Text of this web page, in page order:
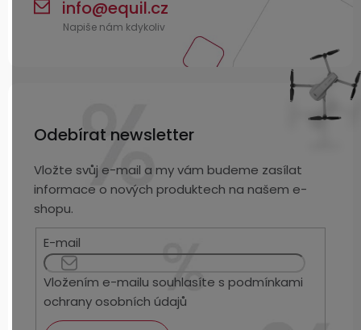
info@equil.cz
Odebírat newsletter
Vložte svůj e-mail a my vám budeme zasílat
informace o nových produktech na našem e-
shopu.
E-mail
Vložením e-mailu souhlasíte spodmínkami
ochrany osobních údajů